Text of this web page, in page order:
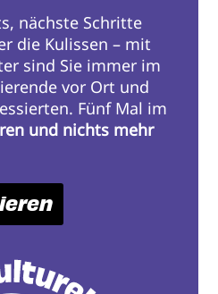
nächste Schritte
die Kulissen – mit
sind Sie immer im
vor Ort und
Fünf Mal im
und nichts mehr